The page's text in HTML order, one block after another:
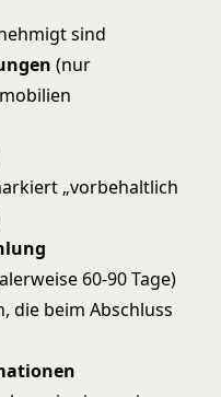
sind
(nur
„vorbehaltlich
60-90 Tage)
die beim Abschluss